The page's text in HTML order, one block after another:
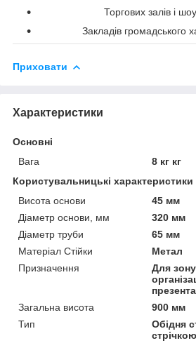
Торгових залів і
Закладів громадського
Приховати
Характеристики
Основні
Вага
8 кг кг
Користувальницькі характеристики
Висота основи
45 мм
Діаметр основи, мм
320 мм
Діаметр труби
65 мм
Матеріал Стійки
Метал
Призначення
Для
Загальна висота
900 мм
Тип
Обідня
стрічкою